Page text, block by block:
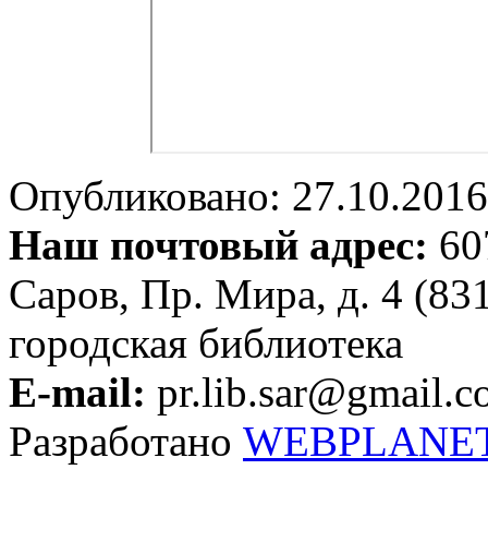
Опубликовано:
Наш почтовый адрес:
Саров, Пр. Мира, д. 4
городская библиотека
E-mail:
Разработано